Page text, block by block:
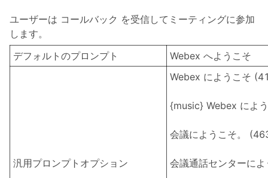
ユーザーは コールバック を受信してミーティングに参加
します。
デフォルトのプロンプト
Webex へようこそ
汎用プロンプトオプション
Webex にようこそ
{music} Webex によ
会議にようこそ。
会議通話センターに